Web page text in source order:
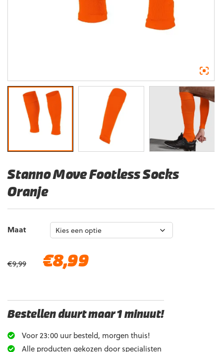
Stanno Move Footless Socks
Oranje
Maat
€9,99
Oorspronkelijke
€8,99
Bestellen duurt maar 1 minuut!
Voor 23:00 uur besteld, morgen thuis!
Alle producten gekozen door specialisten